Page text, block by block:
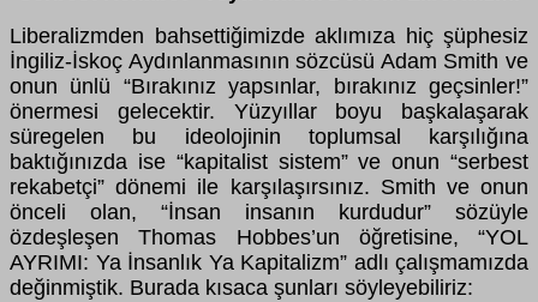
Liberalizmden bahsettiğimizde aklımıza hiç şüphesiz
İngiliz-İskoç Aydınlanmasının sözcüsü Adam Smith ve
onun ünlü “Bırakınız yapsınlar, bırakınız geçsinler!”
önermesi gelecektir. Yüzyıllar boyu başkalaşarak
süregelen bu ideolojinin toplumsal karşılığına
baktığınızda ise “kapitalist sistem” ve onun “serbest
rekabetçi” dönemi ile karşılaşırsınız. Smith ve onun
önceli olan, “İnsan insanın kurdudur” sözüyle
özdeşleşen Thomas Hobbes’un öğretisine, “YOL
AYRIMI: Ya İnsanlık Ya Kapitalizm” adlı çalışmamızda
değinmiştik. Burada kısaca şunları söyleyebiliriz: